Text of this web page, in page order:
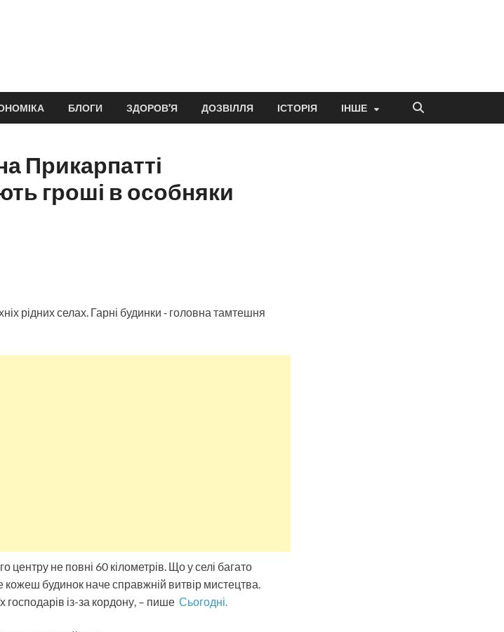
БЛОГИ ЗДОРОВ’Я ДОЗВІЛЛЯ ІСТОРІЯ ІНШЕ
Прикарпатті
гроші в особняки
рідних селах. Гарні будинки ‑ головна тамтешня
не повні 60 кілометрів. Що у селі багато
будинок наче справжній витвір мистецтва.
господарів із-за кордону, – пише Сьогодні.